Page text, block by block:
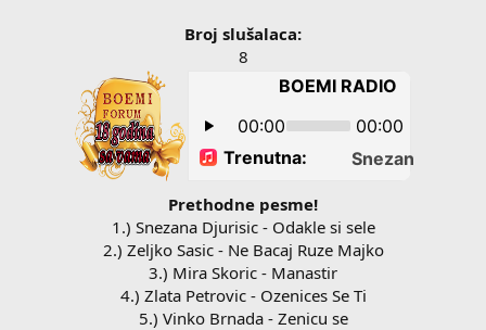
Broj slušalaca:
8
Prethodne pesme!
1.) Snezana Djurisic - Odakle si sele
2.) Zeljko Sasic - Ne Bacaj Ruze Majko
3.) Mira Skoric - Manastir
4.) Zlata Petrovic - Ozenices Se Ti
5.) Vinko Brnada - Zenicu se